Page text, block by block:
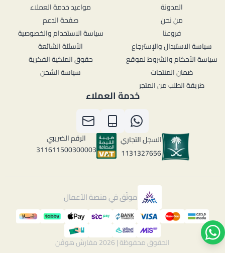
المدونة
من نحن
فروعنا
سياسة الاستبدال والإسترجاع
سياسة الأحكام والشروط لموقع
ضمان المنتجات
طريقة الطلب من المتجر
مواعيد خدمة العملاء
صفحة الدعم
سياسة الاستخدام والخصوصية
الأسئلة الشائعة
حقوق الملكية الفكرية
سياسة الشحن
خدمة العملاء
السجل التجاري
1131327656
الرقم الضريبي
311611500300003
موثّق في منصة الأعمال
الحقوق محفوظة | 2026 مفارش هوڤن